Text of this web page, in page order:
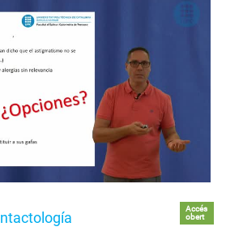
Accés
obert